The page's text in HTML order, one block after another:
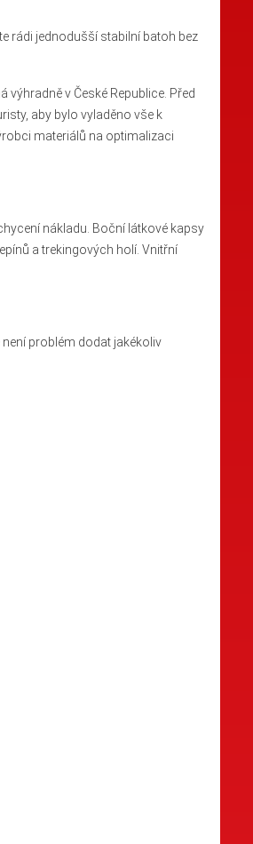
rádi jednodušší stabilní batoh bez
v České Republice. Před
aby bylo vyladěno vše k
materiálů na optimalizaci
nákladu. Boční látkové kapsy
a trekingových holí. Vnitřní
problém dodat jakékoliv